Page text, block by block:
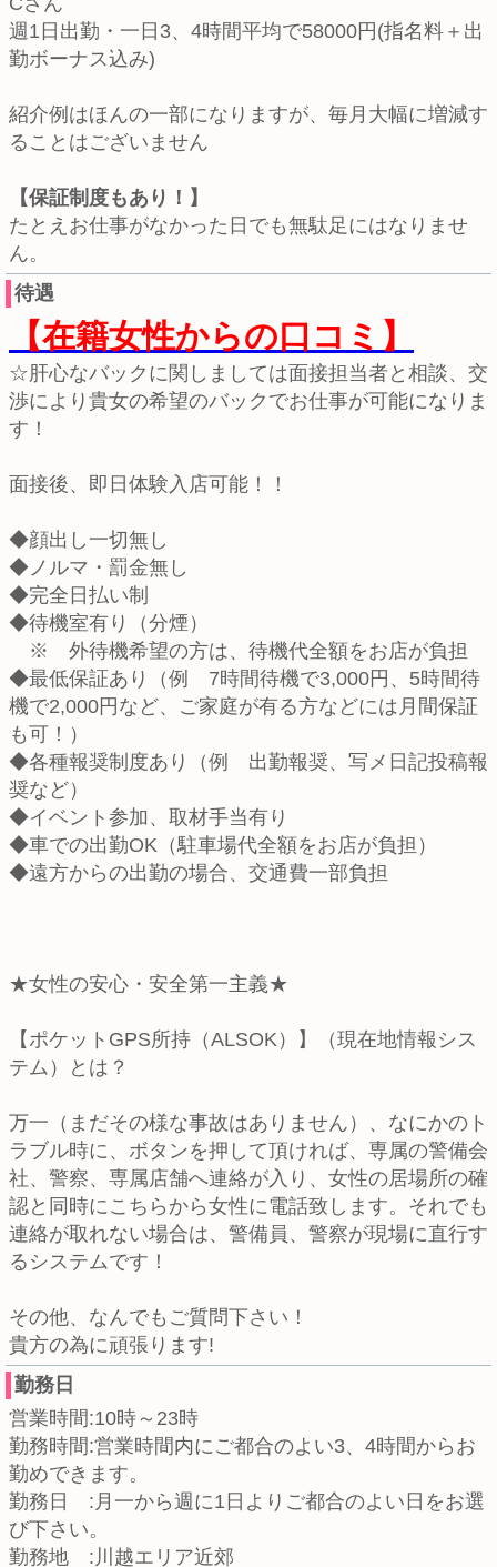
週1日出勤・一日3、4時間平均で58000円(指名料＋出
勤ボーナス込み)
紹介例はほんの一部になりますが、毎月大幅に増減す
ることはございません
【保証制度もあり！】
たとえお仕事がなかった日でも無駄足にはなりませ
ん。
待遇
【在籍女性からの口コミ】
☆肝心なバックに関しましては面接担当者と相談、交
渉により貴女の希望のバックでお仕事が可能になりま
す！
面接後、即日体験入店可能！！
◆顔出し一切無し
◆ノルマ・罰金無し
◆完全日払い制
◆待機室有り（分煙）
※ 外待機希望の方は、待機代全額をお店が負担
◆最低保証あり（例 7時間待機で3,000円、5時間待
機で2,000円など、ご家庭が有る方などには月間保証
も可！）
◆各種報奨制度あり（例 出勤報奨、写メ日記投稿報
奨など）
◆イベント参加、取材手当有り
◆車での出勤OK（駐車場代全額をお店が負担）
◆遠方からの出勤の場合、交通費一部負担
★女性の安心・安全第一主義★
【ポケットGPS所持（ALSOK）】（現在地情報シス
テム）とは？
万一（まだその様な事故はありません）、なにかのト
ラブル時に、ボタンを押して頂ければ、専属の警備会
社、警察、専属店舗へ連絡が入り、女性の居場所の確
認と同時にこちらから女性に電話致します。それでも
連絡が取れない場合は、警備員、警察が現場に直行す
るシステムです！
その他、なんでもご質問下さい！
貴方の為に頑張ります!
勤務日
営業時間:10時～23時
勤務時間:営業時間内にご都合のよい3、4時間からお
勤めできます。
勤務日 :月一から週に1日よりご都合のよい日をお選
び下さい。
勤務地 :川越エリア近郊